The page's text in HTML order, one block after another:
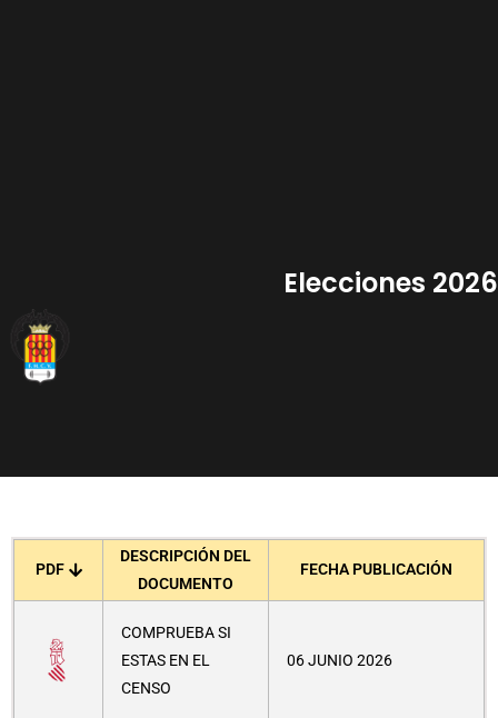
Elecciones 2026
PDF
DESCRIPCIÓN DEL
DOCUMENTO
FECHA PUBLICACIÓN
COMPRUEBA SI
ESTAS EN EL
CENSO
06 JUNIO 2026